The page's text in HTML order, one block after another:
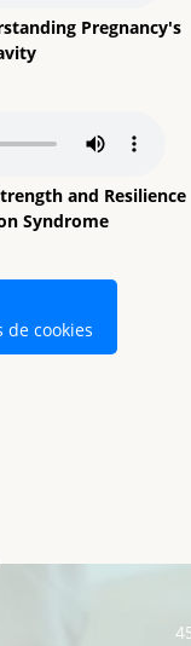
Pregnancy's
and Resilience
Syndrome
de cookies